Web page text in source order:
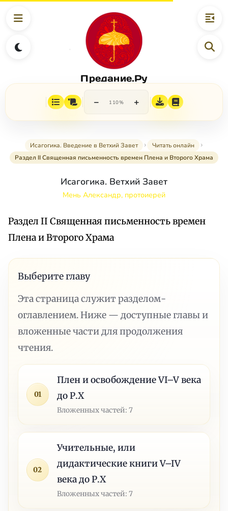
Предание.Ру
− 110% +
Исагогика. Введение в Ветхий Завет
Читать онлайн
Раздел II Священная письменность времен Плена и Второго Храма
Исагогика. Ветхий Завет
Мень Александр, протоиерей
Раздел II Священная письменность времен
Плена и Второго Храма
Выберите главу
Эта страница служит разделом-
оглавлением. Ниже — доступные главы и
вложенные части для продолжения
чтения.
01
Плен и освобождение VI–V века
до Р.Х
Вложенных частей: 7
02
Учительные, или
дидактические книги V–IV
века до Р.Х
Вложенных частей: 7